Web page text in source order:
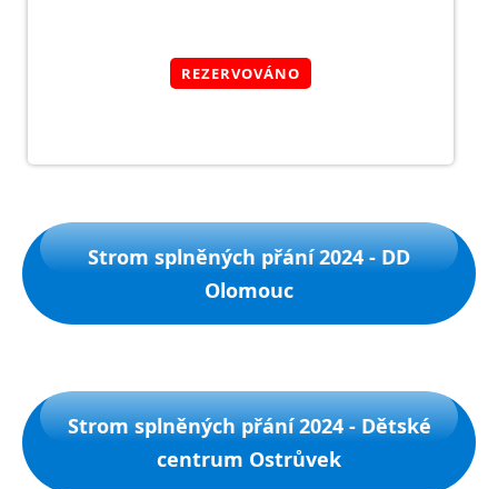
REZERVOVÁNO
Strom splněných přání 2024 - DD
Olomouc
Strom splněných přání 2024 - Dětské
centrum Ostrůvek